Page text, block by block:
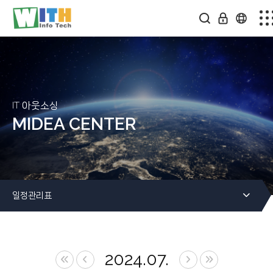
스마트팩토리
솔루션소개
미디어센터
온라인문의
IT 아웃소싱
MIDEA CENTER
일정관리표
2024.07.